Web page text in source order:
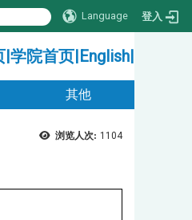
Language 登入
|学院首页|English|
其他
浏览人次: 1104